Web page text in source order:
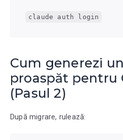
claude auth login
Cum generezi
proaspăt pentru
(Pasul 2)
După migrare, rulează: